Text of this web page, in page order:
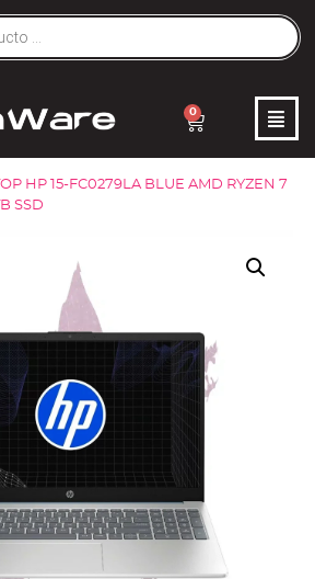
0
HP 15-FC0279LA BLUE AMD RYZEN 7
SSD